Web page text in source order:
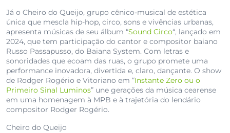
Já o Cheiro do Queijo, grupo cênico-musical de estética
única que mescla hip-hop, circo, sons e vivências urbanas,
apresenta músicas de seu álbum “Sound Circo“, lançado em
2024, que tem participação do cantor e compositor baiano
Russo Passapusso, do Baiana System. Com letras e
sonoridades que ecoam das ruas, o grupo promete uma
performance inovadora, divertida e, claro, dançante. O show
de Rodger Rogério e Vitoriano em “Instante Zero ou o
Primeiro Sinal Luminos” une gerações da música cearense
em uma homenagem à MPB e à trajetória do lendário
compositor Rodger Rogério.
Cheiro do Queijo